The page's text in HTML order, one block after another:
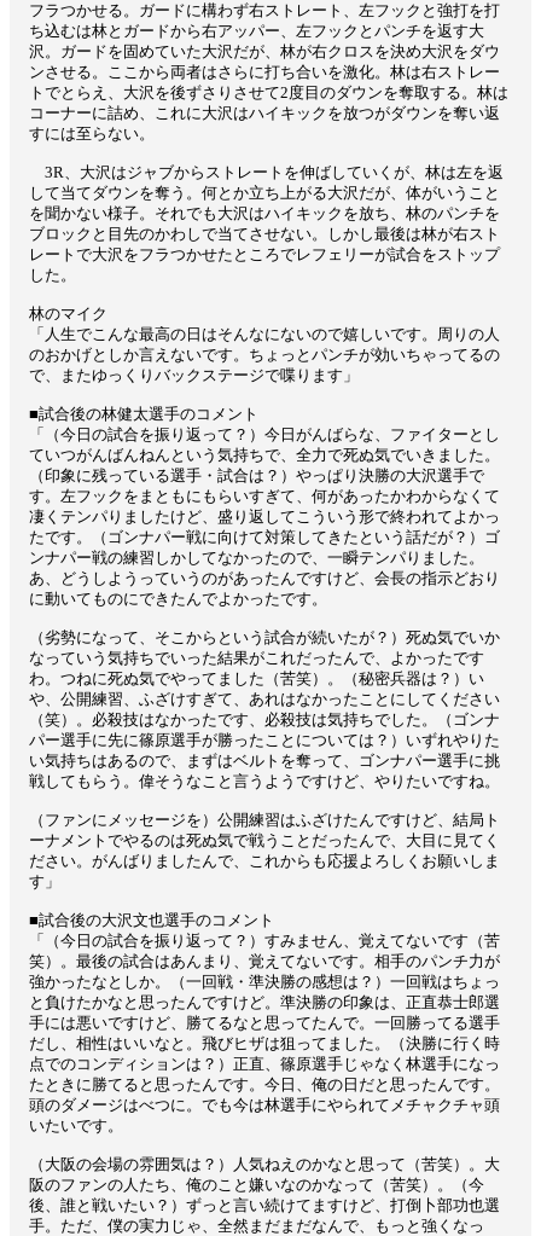
フラつかせる。ガードに構わず右ストレート、左フックと強打を打
ち込むは林とガードから右アッパー、左フックとパンチを返す大
沢。ガードを固めていた大沢だが、林が右クロスを決め大沢をダウ
ンさせる。ここから両者はさらに打ち合いを激化。林は右ストレー
トでとらえ、大沢を後ずさりさせて2度目のダウンを奪取する。林は
コーナーに詰め、これに大沢はハイキックを放つがダウンを奪い返
すには至らない。
3R、大沢はジャブからストレートを伸ばしていくが、林は左を返
して当てダウンを奪う。何とか立ち上がる大沢だが、体がいうこと
を聞かない様子。それでも大沢はハイキックを放ち、林のパンチを
ブロックと目先のかわしで当てさせない。しかし最後は林が右スト
レートで大沢をフラつかせたところでレフェリーが試合をストップ
した。
林のマイク
「人生でこんな最高の日はそんなにないので嬉しいです。周りの人
のおかげとしか言えないです。ちょっとパンチが効いちゃってるの
で、またゆっくりバックステージで喋ります」
■試合後の林健太選手のコメント
「（今日の試合を振り返って？）今日がんばらな、ファイターとし
ていつがんばんねんという気持ちで、全力で死ぬ気でいきました。
（印象に残っている選手・試合は？）やっぱり決勝の大沢選手で
す。左フックをまともにもらいすぎて、何があったかわからなくて
凄くテンパりましたけど、盛り返してこういう形で終われてよかっ
たです。（ゴンナパー戦に向けて対策してきたという話だが？）ゴ
ンナパー戦の練習しかしてなかったので、一瞬テンパりました。
あ、どうしようっていうのがあったんですけど、会長の指示どおり
に動いてものにできたんでよかったです。
（劣勢になって、そこからという試合が続いたが？）死ぬ気でいか
なっていう気持ちでいった結果がこれだったんで、よかったです
わ。つねに死ぬ気でやってました（苦笑）。（秘密兵器は？）い
や、公開練習、ふざけすぎて、あれはなかったことにしてください
（笑）。必殺技はなかったです、必殺技は気持ちでした。（ゴンナ
パー選手に先に篠原選手が勝ったことについては？）いずれやりた
い気持ちはあるので、まずはベルトを奪って、ゴンナパー選手に挑
戦してもらう。偉そうなこと言うようですけど、やりたいですね。
（ファンにメッセージを）公開練習はふざけたんですけど、結局ト
ーナメントでやるのは死ぬ気で戦うことだったんで、大目に見てく
ださい。がんばりましたんで、これからも応援よろしくお願いしま
す」
■試合後の大沢文也選手のコメント
「（今日の試合を振り返って？）すみません、覚えてないです（苦
笑）。最後の試合はあんまり、覚えてないです。相手のパンチ力が
強かったなとしか。（一回戦・準決勝の感想は？）一回戦はちょっ
と負けたかなと思ったんですけど。準決勝の印象は、正直恭士郎選
手には悪いですけど、勝てるなと思ってたんで。一回勝ってる選手
だし、相性はいいなと。飛びヒザは狙ってました。（決勝に行く時
点でのコンディションは？）正直、篠原選手じゃなく林選手になっ
たときに勝てると思ったんです。今日、俺の日だと思ったんです。
頭のダメージはべつに。でも今は林選手にやられてメチャクチャ頭
いたいです。
（大阪の会場の雰囲気は？）人気ねえのかなと思って（苦笑）。大
阪のファンの人たち、俺のこと嫌いなのかなって（苦笑）。（今
後、誰と戦いたい？）ずっと言い続けてますけど、打倒卜部功也選
手。ただ、僕の実力じゃ、全然まだまだなんで、もっと強くなっ